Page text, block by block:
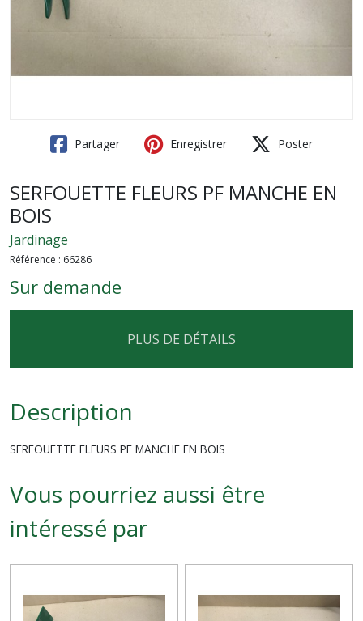
Partager Enregistrer Poster
SERFOUETTE FLEURS PF MANCHE EN
BOIS
Jardinage
Référence : 66286
Sur demande
PLUS DE DÉTAILS
Description
SERFOUETTE FLEURS PF MANCHE EN BOIS
Vous pourriez aussi être
intéressé par